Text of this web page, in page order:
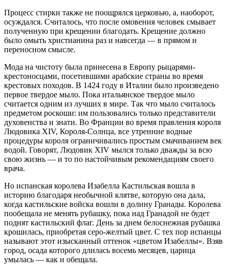
Процесс стирки также не поощрялся церковью, а, наоборот,
осуждался. Считалось, что после омовения человек смывает
полученную при крещении благодать. Крещение должно
было омыть христианина раз и навсегда — в прямом и
переносном смысле.
Мода на чистоту была принесена в Европу рыцарями-
крестоносцами, посетившими арабские страны во время
крестовых походов. В 1424 году в Италии было произведено
первое твердое мыло. Пока итальянское твердое мыло
считается одним из лучших в мире. Так что мыло считалось
предметом роскоши: им пользовались только представители
духовенства и знати. Во Франции во время правления короля
Людовика XIV, Короля-Солнца, все утренние водные
процедуры короля ограничивались простым смачиванием век
водой. Говорят, Людовик XIV мылся только дважды за всю
свою жизнь — и то по настойчивым рекомендациям своего
врача.
Но испанская королева Изабелла Кастильская вошла в
историю благодаря необычной клятве, которую она дала,
когда кастильские войска вошли в долину Гранады. Королева
пообещала не менять рубашку, пока над Гранадой не будет
поднят кастильский флаг. День за днем ​​белоснежная рубашка
крошилась, приобретая серо-желтый цвет. С тех пор испанцы
называют этот изысканный оттенок «цветом Изабеллы». Взяв
город, осада которого длилась восемь месяцев, царица
умылась — как и обещала.